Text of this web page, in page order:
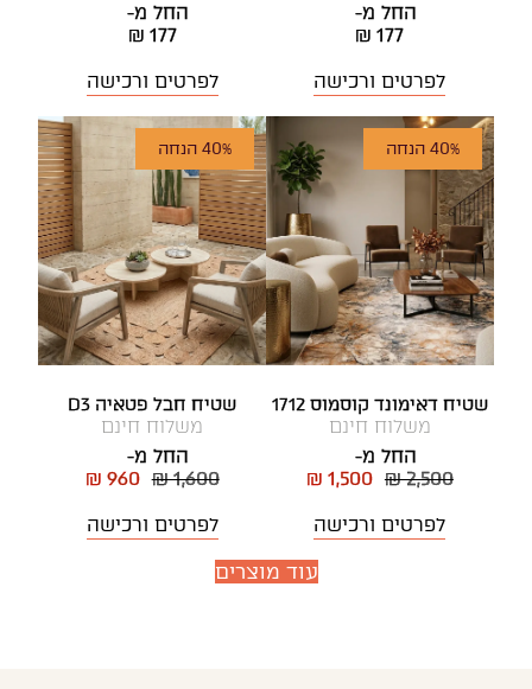
החל מ-
₪ 177
לפרטים ורכישה
החל מ-
₪ 177
לפרטים ורכישה
40% הנחה
שטיח דאימונד קוסמוס 1712
משלוח חינם
החל מ-
₪ 2,500
₪ 1,500
לפרטים ורכישה
40% הנחה
שטיח חבל פטאיה D3
משלוח חינם
החל מ-
₪ 1,600
₪ 960
לפרטים ורכישה
עוד מוצרים